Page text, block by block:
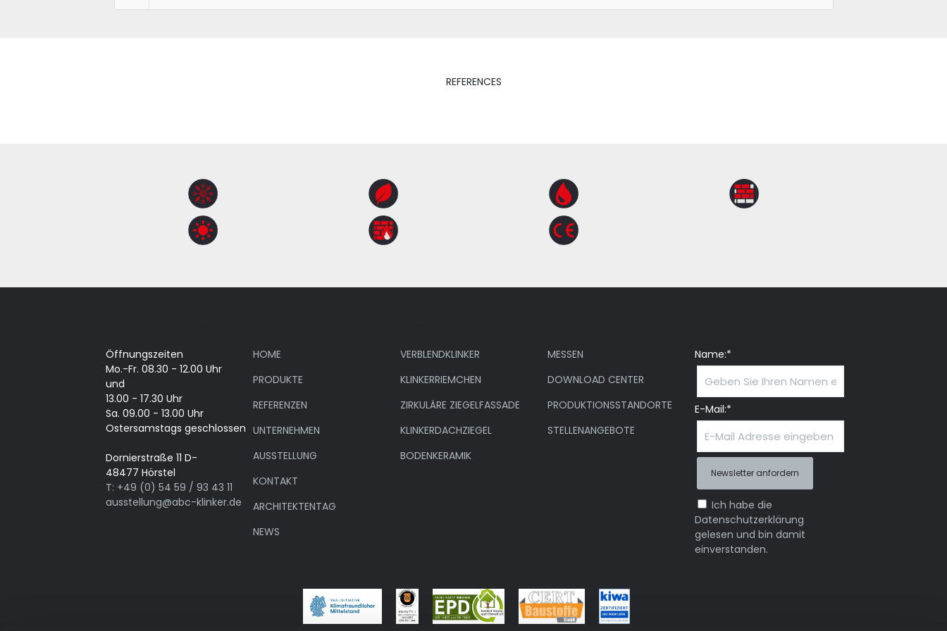
REFERENCES
Öffnungszeiten
Mo.-Fr. 08.30 - 12.00 Uhr
und
13.00 - 17.30 Uhr
Sa. 09.00 - 13.00 Uhr
Ostersamstags geschlossen
Dornierstraße 11 D-
48477 Hörstel
T: +49 (0) 54 59 / 93 43 11
ausstellung@abc-klinker.de
HOME
PRODUKTE
REFERENZEN
UNTERNEHMEN
AUSSTELLUNG
KONTAKT
ARCHITEKTENTAG
NEWS
VERBLENDKLINKER
KLINKERRIEMCHEN
ZIRKULÄRE ZIEGELFASSADE
KLINKERDACHZIEGEL
BODENKERAMIK
MESSEN
DOWNLOAD CENTER
PRODUKTIONSSTANDORTE
STELLENANGEBOTE
Name:*
E-Mail:*
Ich habe die
Datenschutzerklärung
gelesen und bin damit
einverstanden.